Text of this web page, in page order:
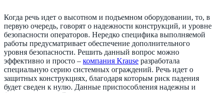
Когда речь идет о высотном и подъемном оборудовании, то, в
первую очередь, говорят о надежности конструкций, и уровне
безопасности операторов. Нередко специфика выполняемой
работы предусматривает обеспечение дополнительного
уровня безопасности. Решить данный вопрос можно
эффективно и просто – компания Krause разработала
специальную серию системных ограждений. Речь идет о
защитных конструкциях, благодаря которым риск падения
будет сведен к нулю. Данные приспособления надежны и